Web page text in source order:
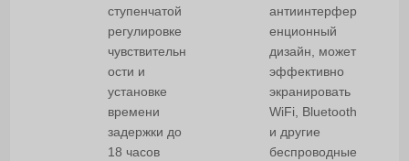
ступенчатой
регулировке
чувствительн
ости и
установке
времени
задержки до
18 часов
антиинтерфер
енционный
дизайн, может
эффективно
экранировать
WiFi, Bluetooth
и другие
беспроводные